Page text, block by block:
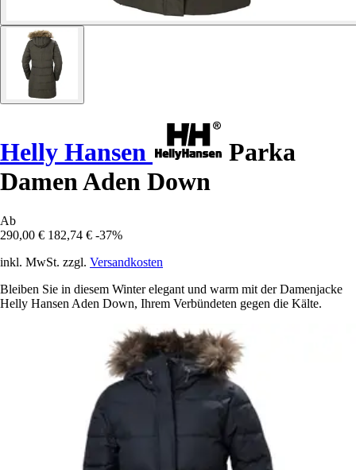
Helly Hansen
Parka
Damen Aden Down
Ab
290,00 € 182,74 € -37%
inkl. MwSt. zzgl. Versandkosten
Bleiben Sie in diesem Winter elegant und warm mit der Damenjacke
Helly Hansen Aden Down, Ihrem Verbündeten gegen die Kälte.